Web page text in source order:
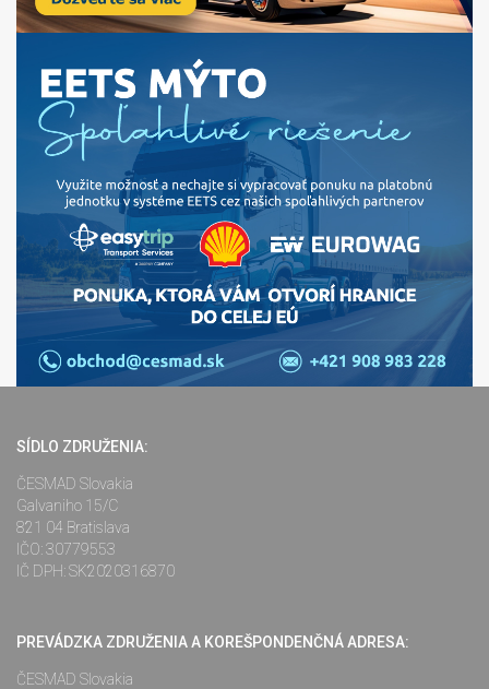
SÍDLO ZDRUŽENIA:
ČESMAD Slovakia
Galvaniho 15/C
821 04 Bratislava
IČO: 30779553
IČ DPH: SK2020316870
PREVÁDZKA ZDRUŽENIA A KOREŠPONDENČNÁ ADRESA:
ČESMAD Slovakia